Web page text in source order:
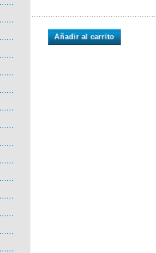
Añadir al carrito